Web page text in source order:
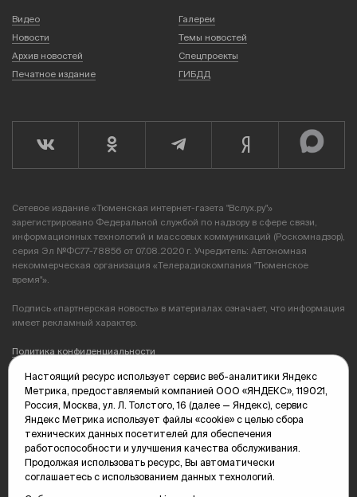
Видео
Галереи
Новости
Темы новостей
Архив новостей
Спецпроекты
Печатное издание
ГИБДД
Сетевое издание «Тюменская интернет-газета "Вслух.ру"»
зарегистрировано Федеральной службой по надзору в сфере связи,
информационных технологий и массовых коммуникаций (Роскомнадзор),
серия Эл №ФС77-78856 от 07.08.2020 г. Учредитель: Автономная
некоммерческая организация «Телерадиокомпания "Тюменское
время"».
Подпись «партнерская новость» в материалах означает, что информация
имеет рекламный характер.
Политика конфиденциальности
Редакция: 625035, Тюмень, пр. Геологоразведчиков, 28А
(3452) 68-89-05
edit@vsluh.ru
Главный редактор: Панкина Т.Ю.
kika@vsluh.ru
По вопросам рекламы:
Настоящий ресурс использует сервис веб-аналитики Яндекс
Метрика, предоставляемый компанией ООО «ЯНДЕКС», 119021,
Россия, Москва, ул. Л. Толстого, 16 (далее — Яндекс), сервис
Яндекс Метрика использует файлы «cookie» с целью сбора
технических данных посетителей для обеспечения
работоспособности и улучшения качества обслуживания.
Продолжая использовать ресурс, Вы автоматически
соглашаетесь с использованием данных технологий.